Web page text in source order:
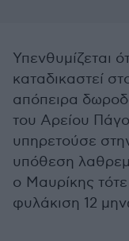
Υπενθυμίζεται
καταδικαστεί
απόπειρα
του Αρείου
υπηρετούσε
υπόθεση
ο Μαυρίκης τότε
φυλάκιση 12